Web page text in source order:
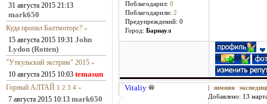
31 августа 2015 21:13
mark650
Куда пропал Балтмоторс? »
15 августа 2015 19:31 John
Lydon (Rotten)
"Уткульский экстрим" 2015 »
10 августа 2015 10:03 temasun
Горный АЛТАЙ 1 2 3 4 »
7 августа 2015 10:13 mark650
Поблагодарил: 0
Поблагодарили: 2
Предупреждений: 0
Город: Барнаул
Vitaliy
зимняя
Добавлено: 13